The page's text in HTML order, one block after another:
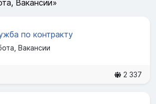
Вакансии»
по контракту
Вакансии
2 337